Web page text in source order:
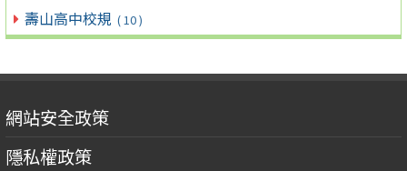
壽山高中校規 ( 10 )
網站安全政策
隱私權政策